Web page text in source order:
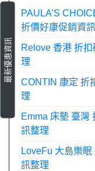
最新優惠資訊
PAULA’S
折價好康促銷資
Relove 香港 折
理
CONTIN 康定 折
理
Emma 床墊 臺灣
訊整理
LoveFu 大島樂
訊整理